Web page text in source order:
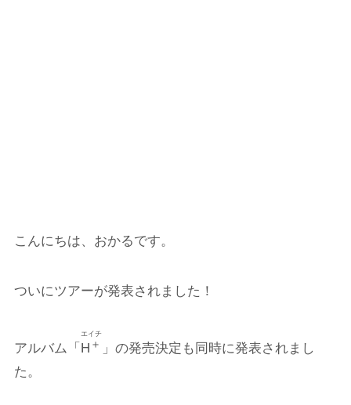
こんにちは、おかるです。
ついにツアーが発表されました！
アルバム「 H ＋
エイチ
」の発売決定も同時に発表されまし
た。